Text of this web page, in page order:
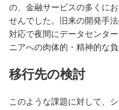
の、金融サービスの多くに
せんでした。旧来の開発手
対応で夜間にデータセンタ
ニアへの肉体的・精神的な負
移行先の検討
このような課題に対して、